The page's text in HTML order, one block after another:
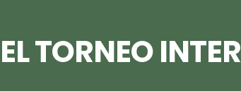
EL TORNEO